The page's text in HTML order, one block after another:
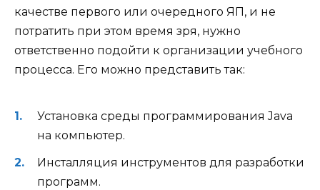
качестве первого или очередного ЯП, и не
потратить при этом время зря, нужно
ответственно подойти к организации учебного
процесса. Его можно представить так:
Установка среды программирования Java
на компьютер.
Инсталляция инструментов для разработки
программ.